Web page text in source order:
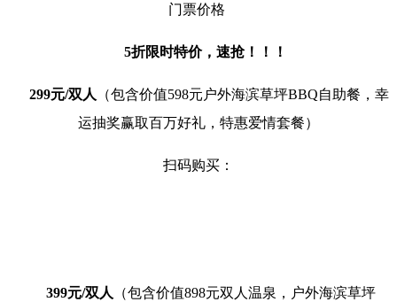
门票价格
5折限时特价，速抢！！！
299元/双人
（包含价值598元户外海滨草坪BBQ自助餐，幸
运抽奖赢取百万好礼，特惠爱情套餐）
扫码购买：
399元/双人
（包含价值898元双人温泉，户外海滨草坪